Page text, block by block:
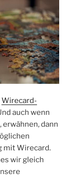
Wirecard-
auch wenn
dann
mit Wirecard.
wir gleich